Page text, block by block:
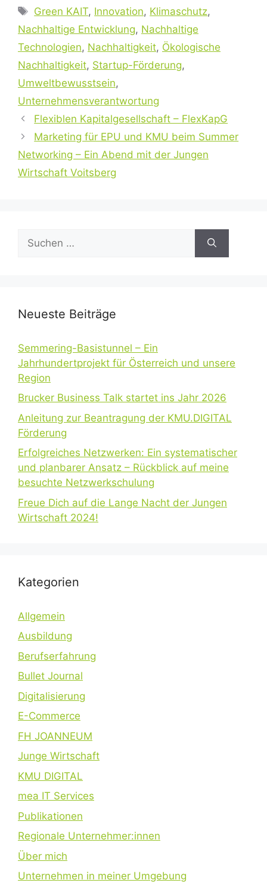
Schlagwörter
Green KAIT, Innovation, Klimaschutz,
Nachhaltige Entwicklung, Nachhaltige
Technologien, Nachhaltigkeit, Ökologische
Nachhaltigkeit, Startup-Förderung,
Umweltbewusstsein,
Unternehmensverantwortung
Flexiblen Kapitalgesellschaft – FlexKapG
Marketing für EPU und KMU beim Summer
Networking – Ein Abend mit der Jungen
Wirtschaft Voitsberg
nach:
Neueste Beiträge
Semmering-Basistunnel – Ein
Jahrhundertprojekt für Österreich und unsere
Region
Brucker Business Talk startet ins Jahr 2026
Anleitung zur Beantragung der KMU.DIGITAL
Förderung
Erfolgreiches Netzwerken: Ein systematischer
und planbarer Ansatz – Rückblick auf meine
besuchte Netzwerkschulung
Freue Dich auf die Lange Nacht der Jungen
Wirtschaft 2024!
Kategorien
Allgemein
Ausbildung
Berufserfahrung
Bullet Journal
Digitalisierung
E-Commerce
FH JOANNEUM
Junge Wirtschaft
KMU DIGITAL
mea IT Services
Publikationen
Regionale Unternehmer:innen
Über mich
Unternehmen in meiner Umgebung